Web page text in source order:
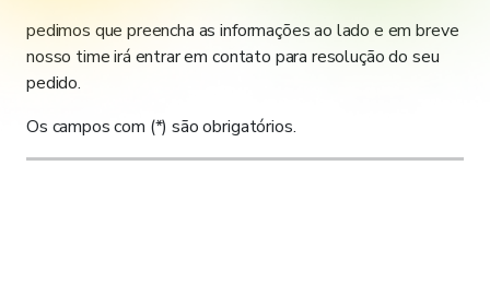
pedimos que preencha as informações ao lado e em breve
nosso time irá entrar em contato para resolução do seu
pedido.
Os campos com (*) são obrigatórios.